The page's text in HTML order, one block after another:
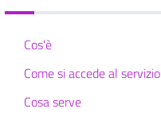
Cos'è
Come si accede al servizio
Cosa serve